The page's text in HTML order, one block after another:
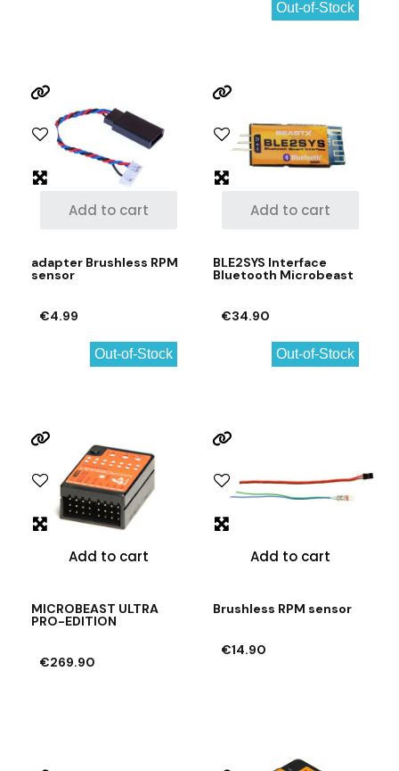
Out-of-Stock
Add to cart
adapter Brushless RPM
sensor
€4.99
Out-of-Stock
Add to cart
BLE2SYS Interface
Bluetooth Microbeast
€34.90
Out-of-Stock
Add to cart
MICROBEAST ULTRA
PRO-EDITION
€269.90
Add to cart
Brushless RPM sensor
€14.90